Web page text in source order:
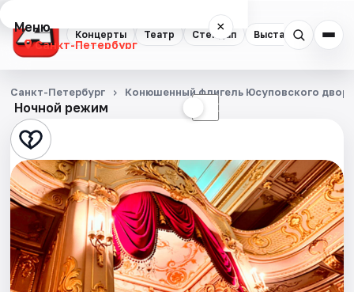
Концерты Театр Стендап Выставки
Меню ×
Санкт-Петербург
Концерты
Театр
Стендап
Выставки
Квесты
Экскурсии
Ночной режим ☾
Санкт-Петербург Конюшенный флигель Юсуповского